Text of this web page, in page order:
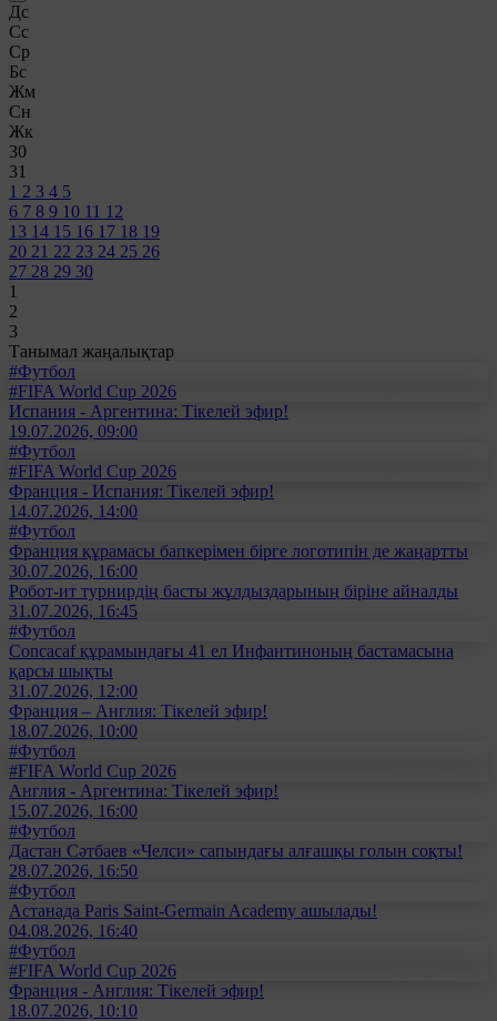
Дс
Сс
Ср
Бс
Жм
Сн
Жк
30
31
1 2 3 4 5
6 7 8 9 10 11 12
13 14 15 16 17 18 19
20 21 22 23 24 25 26
27 28 29 30
1
2
3
Танымал жаңалықтар
#Футбол
#FIFA World Cup 2026
Испания - Аргентина: Тікелей эфир!
19.07.2026, 09:00
#Футбол
#FIFA World Cup 2026
Франция - Испания: Тікелей эфир!
14.07.2026, 14:00
#Футбол
Франция құрамасы бапкерімен бірге логотипін де жаңартты
30.07.2026, 16:00
Робот-ит турнирдің басты жұлдыздарының біріне айналды
31.07.2026, 16:45
#Футбол
Concacaf құрамындағы 41 ел Инфантиноның бастамасына
қарсы шықты
31.07.2026, 12:00
Франция – Англия: Тікелей эфир!
18.07.2026, 10:00
#Футбол
#FIFA World Cup 2026
Англия - Аргентина: Тікелей эфир!
15.07.2026, 16:00
#Футбол
Дастан Сәтбаев «Челси» сапындағы алғашқы голын соқты!
28.07.2026, 16:50
#Футбол
Астанада Paris Saint-Germain Academy ашылады!
04.08.2026, 16:40
#Футбол
#FIFA World Cup 2026
Франция - Англия: Тікелей эфир!
18.07.2026, 10:10